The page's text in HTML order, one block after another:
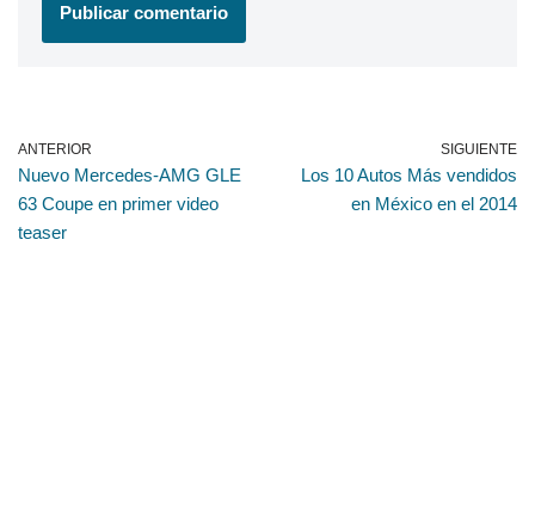
ANTERIOR
Nuevo Mercedes-AMG GLE
63 Coupe en primer video
teaser
SIGUIENTE
Los 10 Autos Más vendidos
en México en el 2014